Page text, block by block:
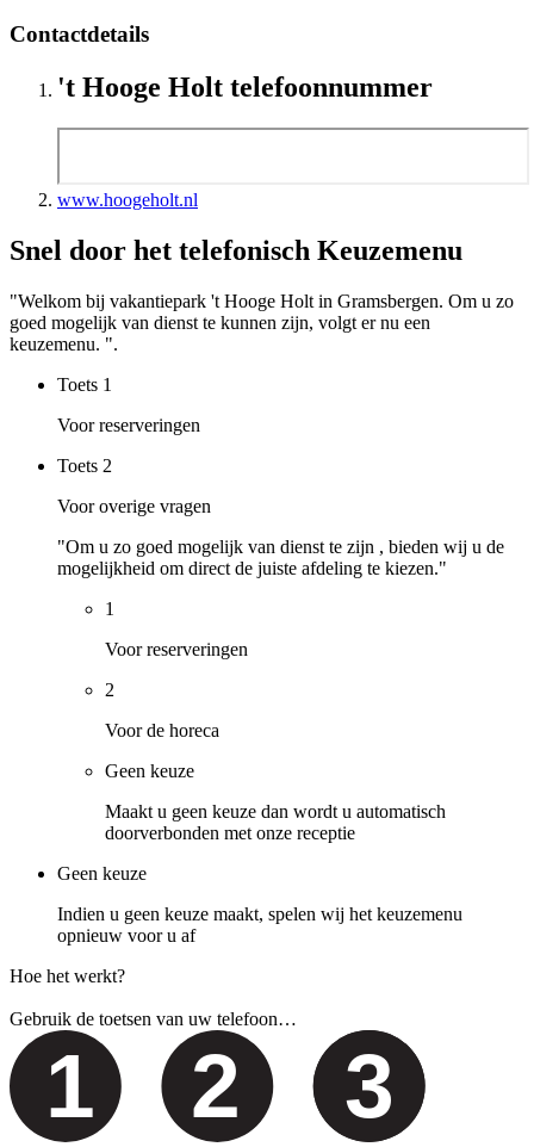
Contactdetails
't Hooge Holt telefoonnummer
www.hoogeholt.nl
Snel door het telefonisch Keuzemenu
"Welkom bij vakantiepark 't Hooge Holt in Gramsbergen. Om u zo
goed mogelijk van dienst te kunnen zijn, volgt er nu een
keuzemenu. ".
Toets 1
Voor reserveringen
Toets 2
Voor overige vragen
"Om u zo goed mogelijk van dienst te zijn , bieden wij u de
mogelijkheid om direct de juiste afdeling te kiezen."
1
Voor reserveringen
2
Voor de horeca
Geen keuze
Maakt u geen keuze dan wordt u automatisch
doorverbonden met onze receptie
Geen keuze
Indien u geen keuze maakt, spelen wij het keuzemenu
opnieuw voor u af
Hoe het werkt?
Gebruik de toetsen van uw telefoon…
1 2 3